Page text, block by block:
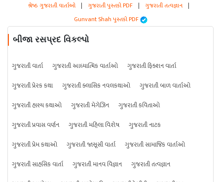
શ્રેષ્ઠ ગુજરાતી વાર્તાઓ | ગુજરાતી પુસ્તકો PDF | ગુજરાતી તત્વજ્ઞાન |
Gunvant Shah પુસ્તકો PDF
બીજા રસપ્રદ વિકલ્પો
ગુજરાતી વાર્તા ગુજરાતી આધ્યાત્મિક વાર્તાઓ
ગુજરાતી ફિક્શન વાર્તા
ગુજરાતી પ્રેરક કથા
ગુજરાતી ક્લાસિક નવલકથાઓ
ગુજરાતી બાળ વાર્તાઓ
ગુજરાતી હાસ્ય કથાઓ
ગુજરાતી મેગેઝિન
ગુજરાતી કવિતાઓ
ગુજરાતી પ્રવાસ વર્ણન
ગુજરાતી મહિલા વિશેષ
ગુજરાતી નાટક
ગુજરાતી પ્રેમ કથાઓ
ગુજરાતી જાસૂસી વાર્તા
ગુજરાતી સામાજિક વાર્તાઓ
ગુજરાતી સાહસિક વાર્તા
ગુજરાતી માનવ વિજ્ઞાન
ગુજરાતી તત્વજ્ઞાન